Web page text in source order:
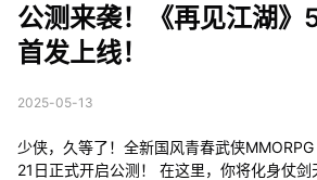
公测来袭！《再见江湖》
首发上线！
2025-05-13
少侠，久等了！全新国风青春武侠
21日正式开启公测！ 在这里，你将化身仗